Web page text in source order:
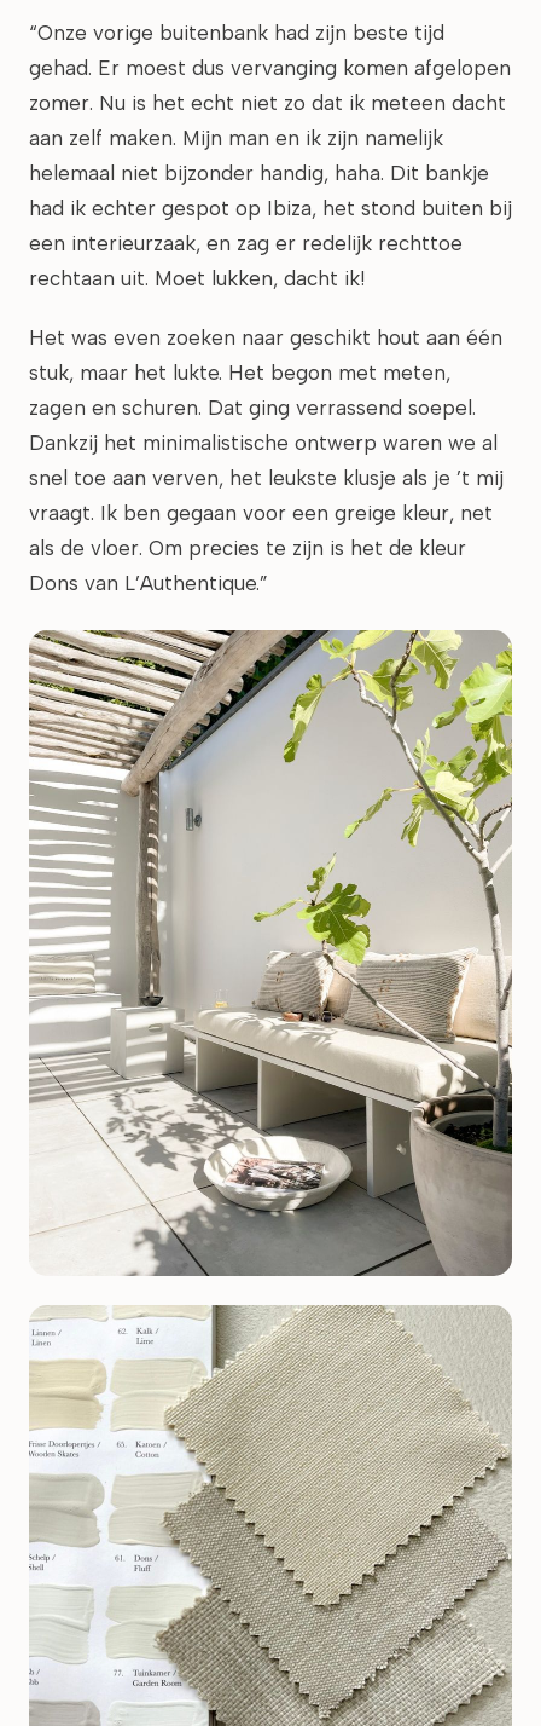
“Onze vorige buitenbank had zijn beste tijd
gehad. Er moest dus vervanging komen afgelopen
zomer. Nu is het echt niet zo dat ik meteen dacht
aan zelf maken. Mijn man en ik zijn namelijk
helemaal niet bijzonder handig, haha. Dit bankje
had ik echter gespot op Ibiza, het stond buiten bij
een interieurzaak, en zag er redelijk rechttoe
rechtaan uit. Moet lukken, dacht ik!
Het was even zoeken naar geschikt hout aan één
stuk, maar het lukte. Het begon met meten,
zagen en schuren. Dat ging verrassend soepel.
Dankzij het minimalistische ontwerp waren we al
snel toe aan verven, het leukste klusje als je ’t mij
vraagt. Ik ben gegaan voor een greige kleur, net
als de vloer. Om precies te zijn is het de kleur
Dons van L’Authentique.”